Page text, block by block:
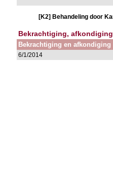
[K2] Behandeling door
Bekrachtiging,
Bekrachtiging en afkondiging
6/1/2014